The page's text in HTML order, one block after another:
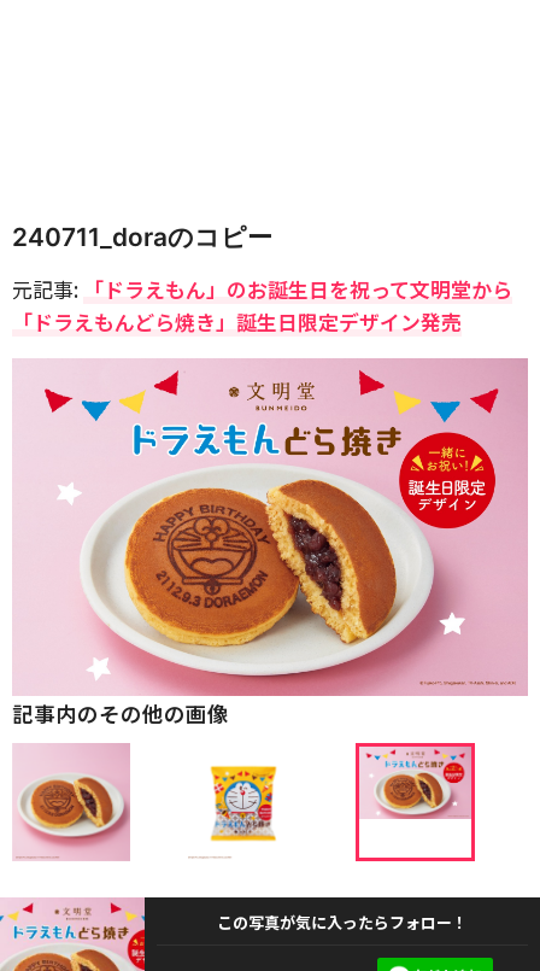
240711_doraのコピー
元記事: 「ドラえもん」のお誕生日を祝って文明堂から
「ドラえもんどら焼き」誕生日限定デザイン発売
記事内のその他の画像
この写真が気に入ったらフォロー！